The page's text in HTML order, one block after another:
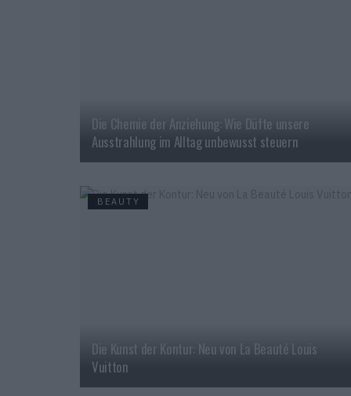
Die Chemie der Anziehung: Wie Düfte unsere
Ausstrahlung im Alltag unbewusst steuern
BEAUTY
Die Kunst der Kontur: Neu von La Beauté Louis
Vuitton